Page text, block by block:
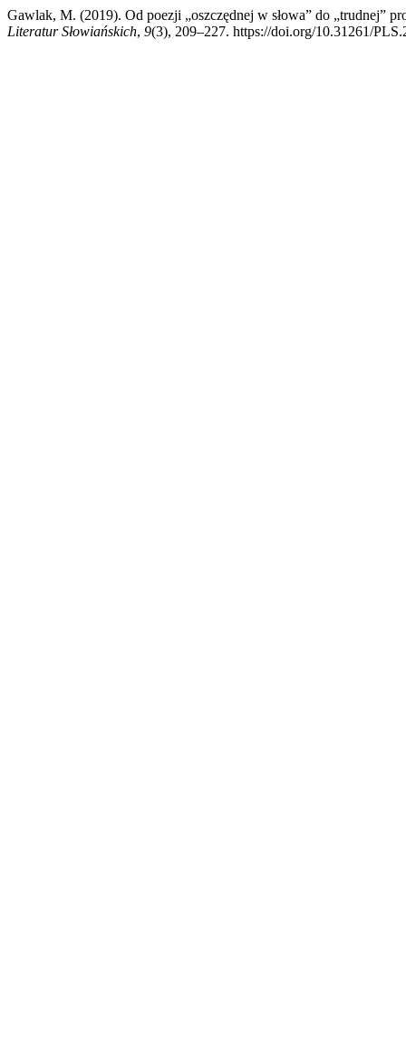
Gawlak, M. (2019). Od poezji „oszczędnej w słowa” do „trudnej”
Literatur Słowiańskich, 9(3), 209–227. https://doi.org/10.31261/